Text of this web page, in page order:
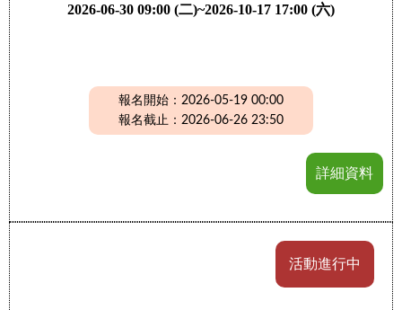
2026-06-30 09:00 (二)~2026-10-17 17:00 (六)
報名開始：2026-05-19 00:00
報名截止：2026-06-26 23:50
詳細資料
活動進行中